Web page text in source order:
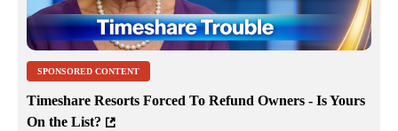
SPONSORED CONTENT
Timeshare Resorts Forced To Refund Owners - Is Yours
On the List?